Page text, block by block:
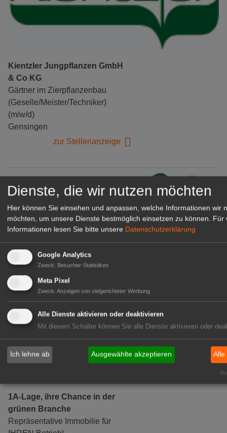
Kientzler Jungpflanzen GmbH
& Co KG
Gärtner im Zierpflanzenbau
(Geselle/Meister/Techniker)
(m/w/d)
Gensingen
zur Stellenanzeige
Gärtnerei Hanns
Mitarbeiter (m/w/d) für unsere
Herongen
GABOT Immobilienangebote
1A-Lage, ihre Chance in der
grünen Branche
Repräsentative Immobilie für
Dienste, die wir nutzen möchten
Hier können Sie einsehen und anpassen, welche Informationen wir
möchten, um unsere Dienste bestmöglich einsetzen zu können. Für
Informationen lesen Sie bitte unsere Datenschutzerklärung
Google Analytics
Zweck: Besucher-Statistiken
Meta Pixel
Zweck: Anzeigen von zielgerichteter Werbung
Alle Dienste aktivieren oder deaktivieren
Mit diesem Schalter können Sie alle Dienste aktivieren oder
Ich lehne ab Ausgewählte akzeptieren Alle